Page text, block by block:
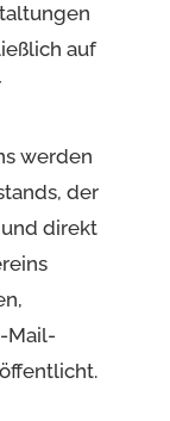
auf
werden
der
direkt
Mail-